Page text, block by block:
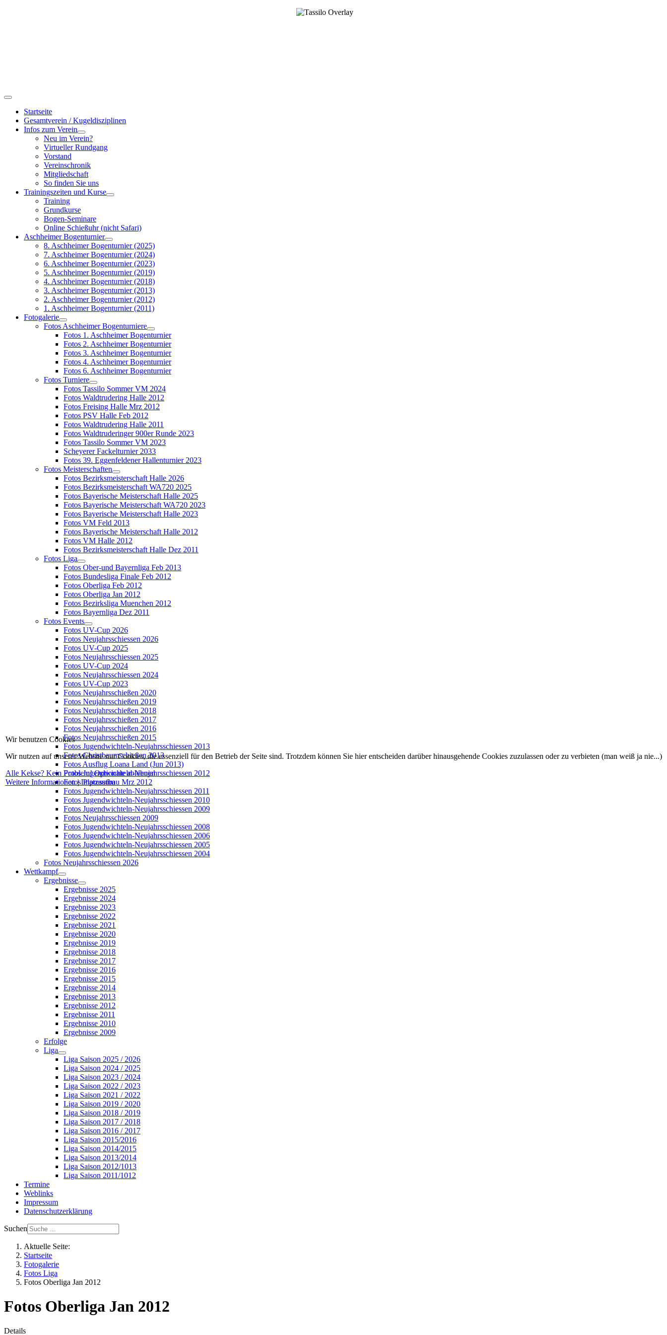
Startseite
Gesamtverein / Kugeldisziplinen
Infos zum Verein
Neu im Verein?
Virtueller Rundgang
Vorstand
Vereinschronik
Mitgliedschaft
So finden Sie uns
Trainingszeiten und Kurse
Training
Grundkurse
Bogen-Seminare
Online Schießuhr (nicht Safari)
Aschheimer Bogenturnier
8. Aschheimer Bogenturnier (2025)
7. Aschheimer Bogenturnier (2024)
6. Aschheimer Bogenturnier (2023)
5. Aschheimer Bogenturnier (2019)
4. Aschheimer Bogenturnier (2018)
3. Aschheimer Bogenturnier (2013)
2. Aschheimer Bogenturnier (2012)
1. Aschheimer Bogenturnier (2011)
Fotogalerie
Fotos Aschheimer Bogenturniere
Fotos 1. Aschheimer Bogenturnier
Fotos 2. Aschheimer Bogenturnier
Fotos 3. Aschheimer Bogenturnier
Fotos 4. Aschheimer Bogenturnier
Fotos 6. Aschheimer Bogenturnier
Fotos Turniere
Fotos Tassilo Sommer VM 2024
Fotos Waldtrudering Halle 2012
Fotos Freising Halle Mrz 2012
Fotos PSV Halle Feb 2012
Fotos Waldtrudering Halle 2011
Fotos Waldtruderinger 900er Runde 2023
Fotos Tassilo Sommer VM 2023
Scheyerer Fackelturnier 2033
Fotos 39. Eggenfeldener Hallenturnier 2023
Fotos Meisterschaften
Fotos Bezirksmeisterschaft Halle 2026
Fotos Bezirksmeisterschaft WA720 2025
Fotos Bayerische Meisterschaft Halle 2025
Fotos Bayerische Meisterschaft WA720 2023
Fotos Bayerische Meisterschaft Halle 2023
Fotos VM Feld 2013
Fotos Bayerische Meisterschaft Halle 2012
Fotos VM Halle 2012
Fotos Bezirksmeisterschaft Halle Dez 2011
Fotos Liga
Fotos Ober-und Bayernliga Feb 2013
Fotos Bundesliga Finale Feb 2012
Fotos Oberliga Feb 2012
Fotos Oberliga Jan 2012
Fotos Bezirksliga Muenchen 2012
Fotos Bayernliga Dez 2011
Fotos Events
Fotos UV-Cup 2026
Fotos Neujahrsschiessen 2026
Fotos UV-Cup 2025
Fotos Neujahrsschiessen 2025
Fotos UV-Cup 2024
Fotos Neujahrsschiessen 2024
Fotos UV-Cup 2023
Fotos Neujahrsschießen 2020
Fotos Neujahrsschießen 2019
Fotos Neujahrsschießen 2018
Fotos Neujahrsschießen 2017
Fotos Neujahrsschießen 2016
Fotos Neujahrsschießen 2015
Fotos Jugendwichteln-Neujahrsschiessen 2013
Fotos Christbaumschießen 2013
Fotos Ausflug Loana Land (Jun 2013)
Fotos Jugendwichteln-Neujahrsschiessen 2012
Fotos Platzaufbau Mrz 2012
Fotos Jugendwichteln-Neujahrsschiessen 2011
Fotos Jugendwichteln-Neujahrsschiessen 2010
Fotos Jugendwichteln-Neujahrsschiessen 2009
Fotos Neujahrsschiessen 2009
Fotos Jugendwichteln-Neujahrsschiessen 2008
Fotos Jugendwichteln-Neujahrsschiessen 2006
Fotos Jugendwichteln-Neujahrsschiessen 2005
Fotos Jugendwichteln-Neujahrsschiessen 2004
Fotos Neujahrsschiessen 2026
Wettkampf
Ergebnisse
Ergebnisse 2025
Ergebnisse 2024
Ergebnisse 2023
Ergebnisse 2022
Ergebnisse 2021
Ergebnisse 2020
Ergebnisse 2019
Ergebnisse 2018
Ergebnisse 2017
Ergebnisse 2016
Ergebnisse 2015
Ergebnisse 2014
Ergebnisse 2013
Ergebnisse 2012
Ergebnisse 2011
Ergebnisse 2010
Ergebnisse 2009
Erfolge
Liga
Liga Saison 2025 / 2026
Liga Saison 2024 / 2025
Liga Saison 2023 / 2024
Liga Saison 2022 / 2023
Liga Saison 2021 / 2022
Liga Saison 2019 / 2020
Liga Saison 2018 / 2019
Liga Saison 2017 / 2018
Liga Saison 2016 / 2017
Liga Saison 2015/2016
Liga Saison 2014/2015
Liga Saison 2013/2014
Liga Saison 2012/1013
Liga Saison 2011/1012
Termine
Weblinks
Impressum
Datenschutzerklärung
Suchen
Aktuelle Seite:
Startseite
Fotogalerie
Fotos Liga
Fotos Oberliga Jan 2012
Fotos Oberliga Jan 2012
Details
Wir benutzen Cookies
Wir nutzen auf unserer Website nur Cookies, die essenziell für den Betrieb der Seite sind. Trotzdem können Sie hier entscheiden darüber hinausgehende Cookies zuzulassen oder zu verbieten (man weiß ja nie...)
Alle Kekse? Kein Problem! Optionale ablehnen
Weitere Informationen|Impressum